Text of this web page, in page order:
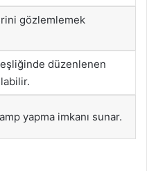
gözlemlemek
düzenlenen
yapma imkanı sunar.